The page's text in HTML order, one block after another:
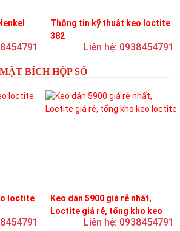
Thông tin kỹ thuật keo loctite
382
Liên hệ: 0938454791
BÍCH HỘP SỐ
loctite
Keo dán 5900 giá rẻ nhất,
Loctite giá rẻ, tổng kho keo
Liên hệ: 0938454791